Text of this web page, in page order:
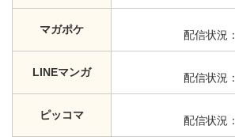
マガポケ 配信状況：
LINEマンガ 配信状況：
ピッコマ 配信状況：